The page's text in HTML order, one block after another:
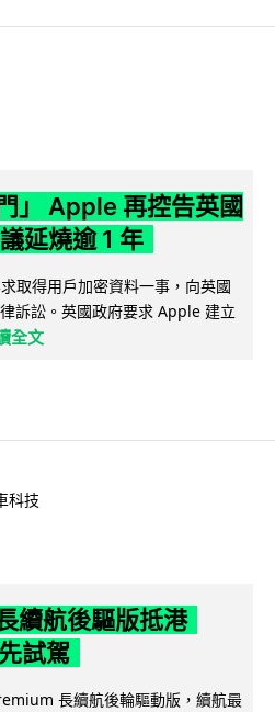
」 Apple 再控告英國
延燒逾 1 年
取得用戶加密資料一事，向英國
訴訟。英國政府要求 Apple 建立
全文
科技
續航後驅版抵港
試駕
長續航後輪驅動版，續航最